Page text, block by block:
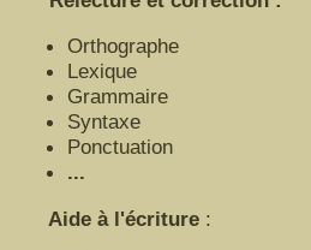
Orthographe
Lexique
Grammaire
Syntaxe
Ponctuation
...
Aide à l'écriture :